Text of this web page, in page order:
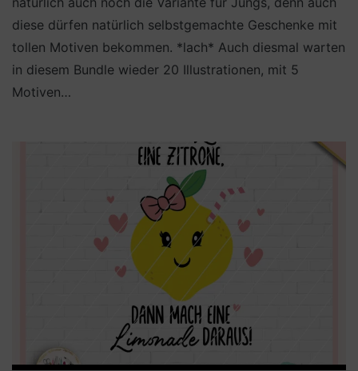
diese dürfen natürlich selbstgemachte Geschenke mit
tollen Motiven bekommen. *lach* Auch diesmal warten
in diesem Bundle wieder 20 Illustrationen, mit 5
Motiven…